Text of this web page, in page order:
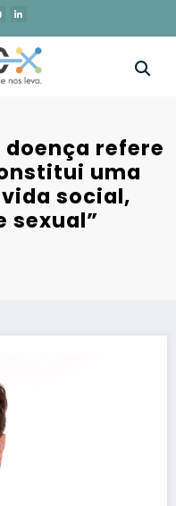
refere
uma
social,
sexual”